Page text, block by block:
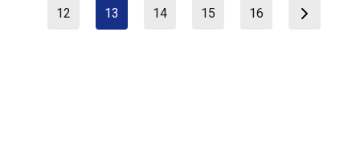
12 13 14 15 16